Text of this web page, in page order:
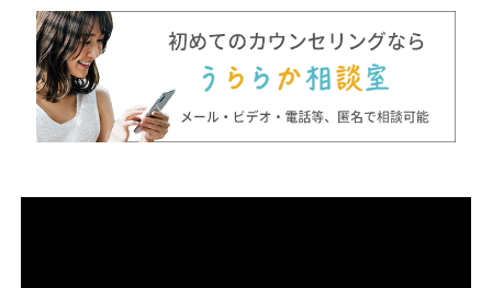
問題解決の経験をお持ち
で、夫婦問題、DV、HS
問題、発達障害の悩みな
どを得意とされています
れ、